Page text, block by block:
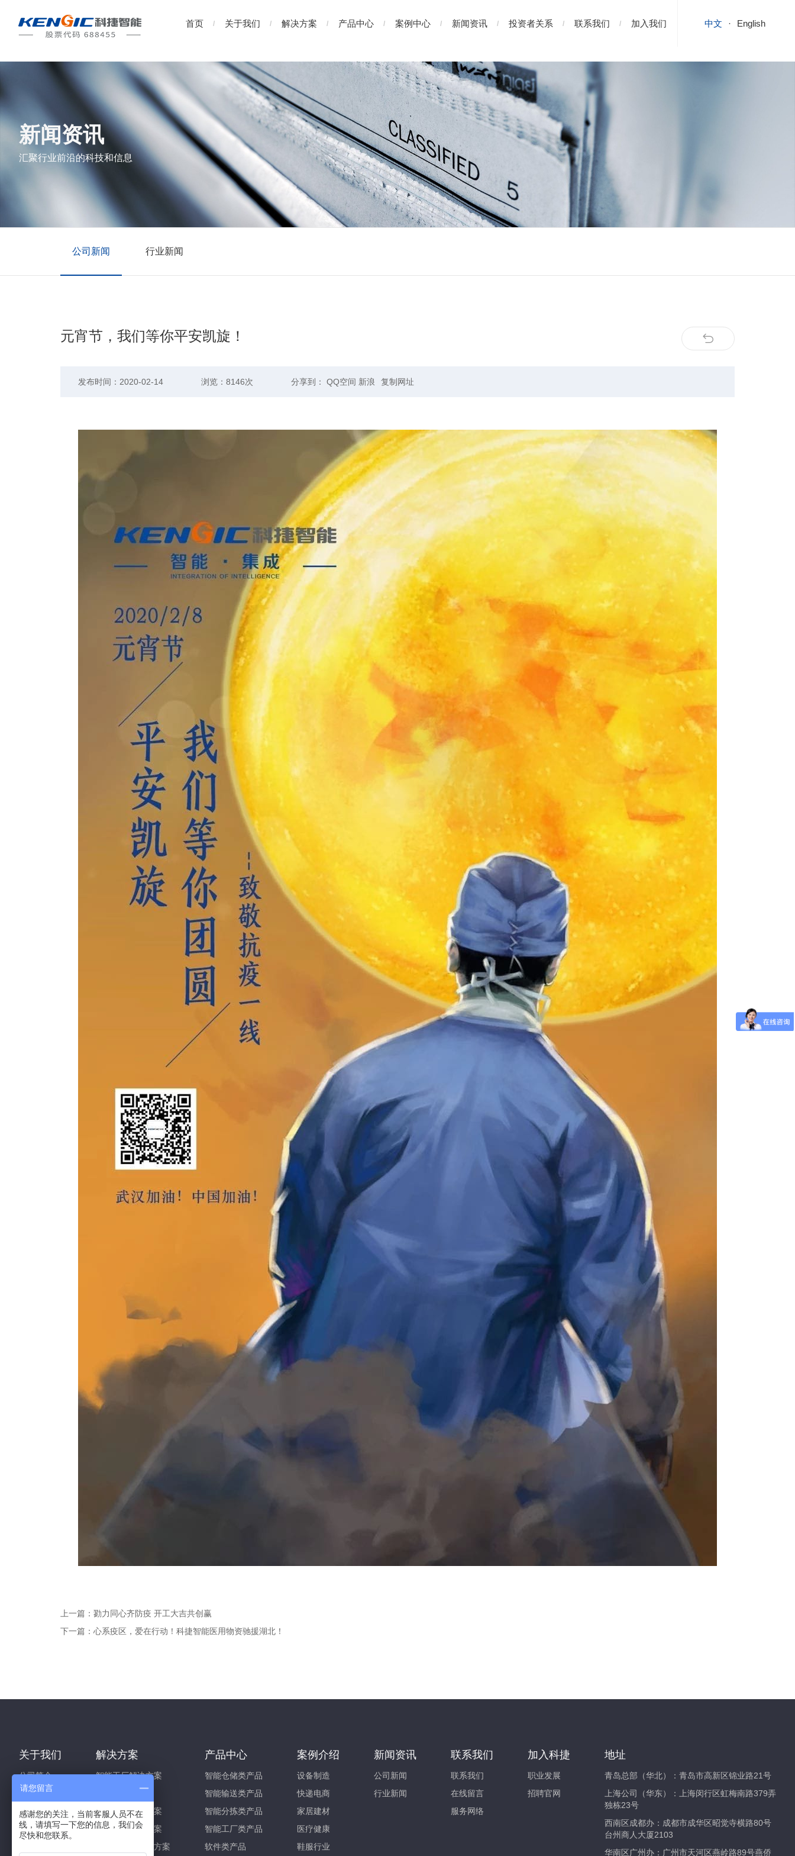
中文 English
首页 关于我们 解决方案 产品中心 案例中心 新闻资讯 投资者关系 联系我们 加入我们
新闻资讯
汇聚行业前沿的科技和信息
公司新闻 行业新闻
元宵节，我们等你平安凯旋！
发布时间：2020-02-14 浏览：8146次 分享到： QQ空间 新浪 复制网址
上一篇： 勠力同心齐防疫 开工大吉共创赢
下一篇： 心系疫区，爱在行动！科捷智能医用物资驰援湖北！
关于我们
公司简介
企业文化
荣誉资质
发展历程
解决方案
智能工厂解决方案
智能仓储解决方案
智能物流解决方案
智能信息化解决方案
产品中心
智能仓储类产品
智能输送类产品
智能分拣类产品
智能工厂类产品
软件类产品
案例介绍
设备制造
快递电商
家居建材
医疗健康
鞋服行业
新闻资讯
公司新闻
行业新闻
联系我们
联系我们
在线留言
服务网络
加入科捷
职业发展
招聘官网
地址
青岛总部（华北）：青岛市高新区锦业路21号
上海公司（华东）：上海闵行区虹梅南路379弄
独栋23号
西南区成都办：成都市成华区昭觉寺横路80号
台州商人大厦2103
华南区广州办：广州市天河区燕岭路89号燕侨
请您留言
感谢您的关注，当前客服人员不在
线，请填写一下您的信息，我们会
尽快和您联系。